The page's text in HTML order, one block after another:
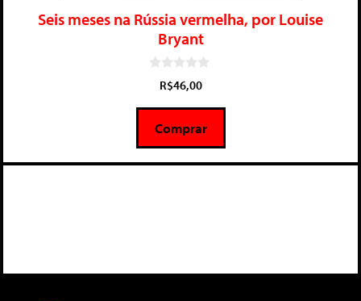
Seis meses na Rússia vermelha, por Louise
Bryant
5
R$46,00
Comprar